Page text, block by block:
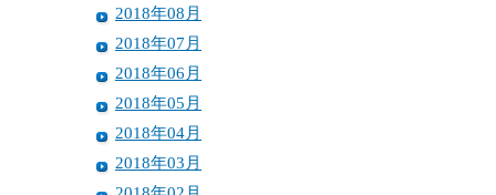
2018年08月
2018年07月
2018年06月
2018年05月
2018年04月
2018年03月